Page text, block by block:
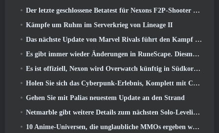
Der letzte geschlossene Betatest für Nexons F2P-Shooter Sudden Attack Zero Point hat heute begonnen
Kämpfe um Ruhm im Serverkrieg von Lineage II
Das nächste Update von Marvel Rivals führt den Kampf zu den Göttern
Es gibt immer wieder Änderungen in RuneScape. Diesmal handelt es sich um Spielerunterkünfte
Es ist offiziell, Nexon wird Overwatch künftig in Südkorea veröffentlichen
Holen Sie sich das Cyberpunk-Erlebnis, Komplett mit Cyberpsychose, Im nächsten Crossover-Event von Apex Legends
Gehen Sie mit Palias neuestem Update an den Strand
Netmarble gibt weitere Details zum nächsten Solo-Leveling-Spiel bekannt, Solo-Leveling: KARMA auf der Anime Expo
10 Anime-Universen, die unglaubliche MMOs ergeben würden